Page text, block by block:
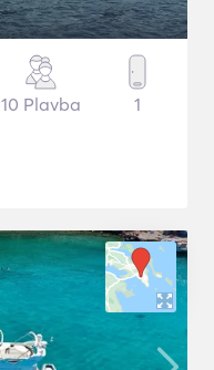
10 Plavba 1